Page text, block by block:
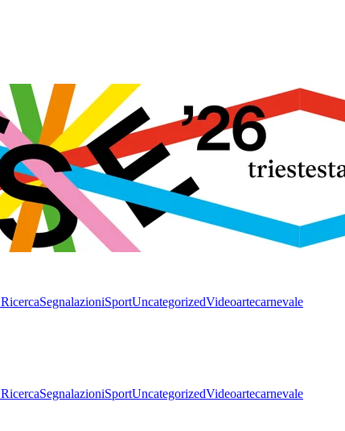
SegnalazioniSportUncategorizedVideoartecarnevale
SegnalazioniSportUncategorizedVideoartecarnevale